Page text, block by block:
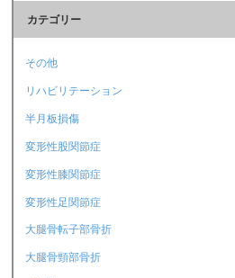
カテゴリー
その他
リハビリテーション
半月板損傷
変形性股関節症
変形性膝関節症
変形性足関節症
大腿骨転子部骨折
大腿骨頸部骨折